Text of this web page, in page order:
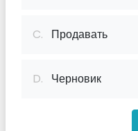
C. Продавать
D. Черновик